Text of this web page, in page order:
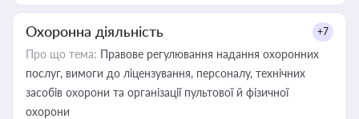
Охоронна діяльність +7
Про що тема: Правове регулювання надання охоронних
послуг, вимоги до ліцензування, персоналу, технічних
засобів охорони та організації пультової й фізичної
охорони